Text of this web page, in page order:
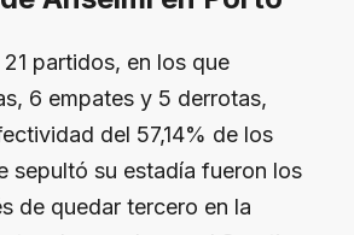
partidos, en los que
6 empates y 5 derrotas,
del 57,14% de los
sepultó su estadía fueron los
de quedar tercero en la